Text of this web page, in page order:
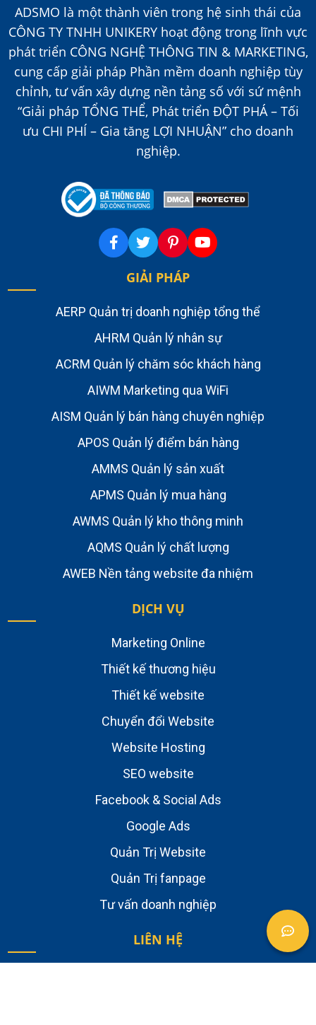
ADSMO là một thành viên trong hệ sinh thái của
CÔNG TY TNHH UNIKERY hoạt động trong lĩnh vực
phát triển CÔNG NGHỆ THÔNG TIN & MARKETING,
cung cấp giải pháp Phần mềm doanh nghiệp tùy
chỉnh, tư vấn xây dựng nền tảng số với sứ mệnh
“Giải pháp TỔNG THỂ, Phát triển ĐỘT PHÁ – Tối
ưu CHI PHÍ – Gia tăng LỢI NHUẬN” cho doanh
nghiệp.
GIẢI PHÁP
AERP Quản trị doanh nghiệp tổng thể
AHRM Quản lý nhân sự
ACRM Quản lý chăm sóc khách hàng
AIWM Marketing qua WiFi
AISM Quản lý bán hàng chuyên nghiệp
APOS Quản lý điểm bán hàng
AMMS Quản lý sản xuất
APMS Quản lý mua hàng
AWMS Quản lý kho thông minh
AQMS Quản lý chất lượng
AWEB Nền tảng website đa nhiệm
DỊCH VỤ
Marketing Online
Thiết kế thương hiệu
Thiết kế website
Chuyển đổi Website
Website Hosting
SEO website
Facebook & Social Ads
Google Ads
Quản Trị Website
Quản Trị fanpage
Tư vấn doanh nghiệp
LIÊN HỆ